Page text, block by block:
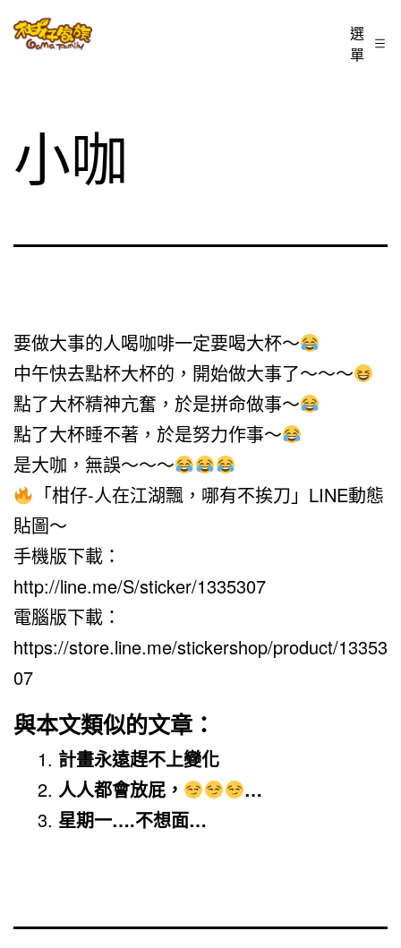
至
容
柑
BLOG
選
單
小咖
要做大事的人喝咖啡一定要喝大杯～
中午快去點杯大杯的，開始做大事了～～～
點了大杯精神亢奮，於是拼命做事～
點了大杯睡不著，於是努力作事～
是大咖，無誤～～～
「柑仔-人在江湖飄，哪有不挨刀」LINE動態
貼圖～
手機版下載：
http://line.me/S/sticker/1335307
電腦版下載：
https://store.line.me/stickershop/product/13353
07
與本文類似的文章：
計畫永遠趕不上變化
人人都會放屁，
…
星期一….不想面…